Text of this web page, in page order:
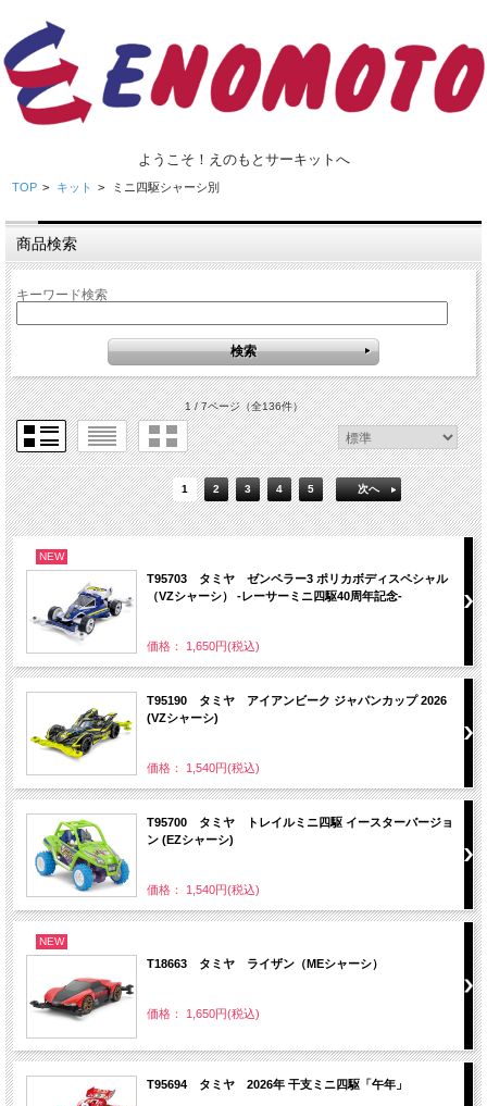
ようこそ！えのもとサーキットへ
TOP > キット > ミニ四駆シャーシ別
商品検索
キーワード検索
1 / 7ページ（全136件）
1 2 3 4 5 次へ
NEW
T95703 タミヤ ゼンペラー3 ポリカボディスペシャル
（VZシャーシ） -レーサーミニ四駆40周年記念-
価格： 1,650円(税込)
T95190 タミヤ アイアンビーク ジャパンカップ 2026
(VZシャーシ)
価格： 1,540円(税込)
T95700 タミヤ トレイルミニ四駆 イースターバージョ
ン (EZシャーシ)
価格： 1,540円(税込)
NEW
T18663 タミヤ ライザン（MEシャーシ）
価格： 1,650円(税込)
T95694 タミヤ 2026年 干支ミニ四駆「午年」